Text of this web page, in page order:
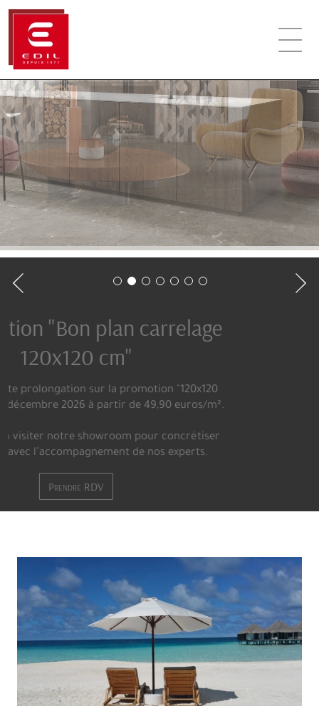
EDIL, depuis 1971
Installé à Boissy Saint Léger depuis 1971, l'offre de
particuliers, artisans carreleurs, décorateurs et
Accueil